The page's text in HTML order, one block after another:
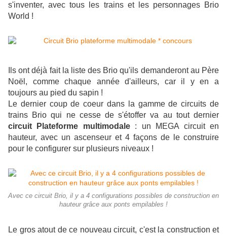
s'inventer, avec tous les trains et les personnages Brio
World !
Ils ont déjà fait la liste des Brio qu'ils demanderont au Père
Noël, comme chaque année d'ailleurs, car il y en a
toujours au pied du sapin !
Le dernier coup de coeur dans la gamme de circuits de
trains Brio qui ne cesse de s'étoffer va au tout dernier
circuit Plateforme multimodale : un MEGA circuit en
hauteur, avec un ascenseur et 4 façons de le construire
pour le configurer sur plusieurs niveaux !
Avec ce circuit Brio, il y a 4 configurations possibles de construction en
hauteur grâce aux ponts empilables !
Le gros atout de ce nouveau circuit, c'est la construction et